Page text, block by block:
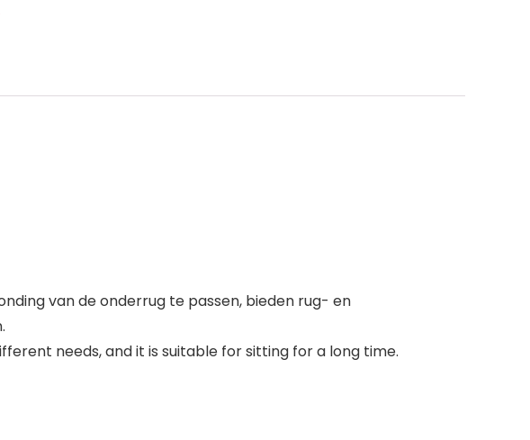
van de onderrug te passen, bieden rug- en
needs, and it is suitable for sitting for a long time.